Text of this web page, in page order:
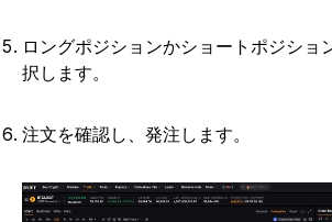
ロングポジションかショートポジショ
択します。
注文を確認し、発注します。